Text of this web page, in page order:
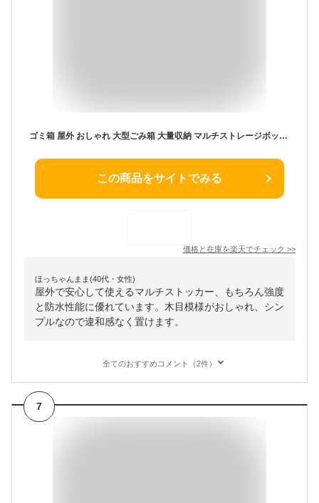
ゴミ箱 屋外 おしゃれ 大型ごみ箱 大量収納 マルチストレージボックス ベンチストッカー 屋外収納ボックス 収納庫 ベンチストッカー 屋外 防水 宅配ボックス ゴミ箱大容量 大型 ストッカー 物置 ポリ缶 屋外収納BOX 新生活 ダストボックス大型
この商品をサイトでみる
価格と在庫を楽天でチェック >>
ほっちゃんまま(40代・女性)
屋外で安心して使えるマルチストッカー、もちろん強度
と防水性能に優れています。木目模様がおしゃれ、シン
プルなので違和感なく置けます。
全てのおすすめコメント（2件）
7